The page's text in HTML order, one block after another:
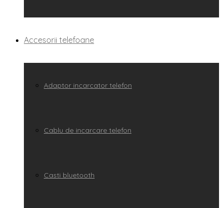
Accesorii telefoane
Adaptor incarcator telefon
Cablu de incarcare telefon
Casti bluetooth